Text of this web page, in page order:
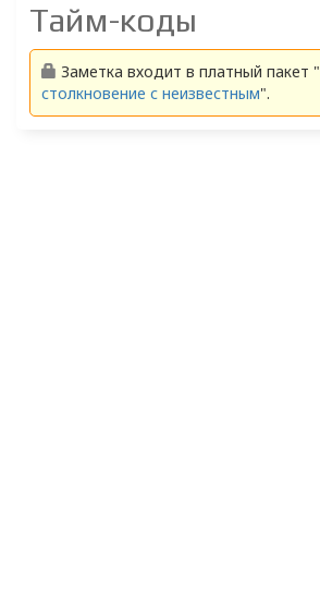
Тайм-коды
Заметка входит в платный пакет "
столкновение с неизвестным".